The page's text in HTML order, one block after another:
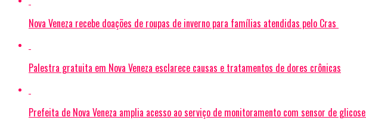
Nova Veneza recebe doações de roupas de inverno para famílias atendidas pelo Cras
Palestra gratuita em Nova Veneza esclarece causas e tratamentos de dores crônicas
Prefeita de Nova Veneza amplia acesso ao serviço de monitoramento com sensor de glicose